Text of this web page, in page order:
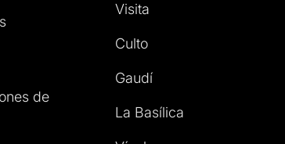
de
Visita
Culto
Gaudí
La Basílica